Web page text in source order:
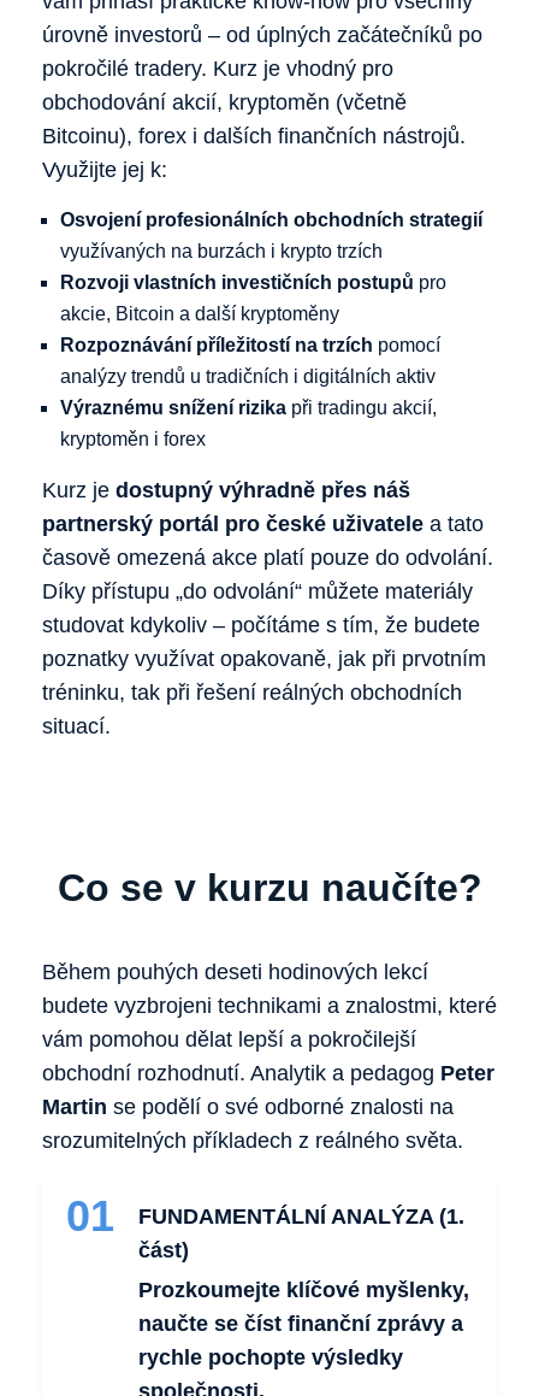
úrovně investorů – od úplných začátečníků po
pokročilé tradery. Kurz je vhodný pro
obchodování akcií, kryptoměn (včetně
Bitcoinu), forex i dalších finančních nástrojů.
Využijte jej k:
Osvojení profesionálních obchodních strategií
využívaných na burzách i krypto trzích
Rozvoji vlastních investičních postupů pro
akcie, Bitcoin a další kryptoměny
Rozpoznávání příležitostí na trzích pomocí
analýzy trendů u tradičních i digitálních aktiv
Výraznému snížení rizika při tradingu akcií,
kryptoměn i forex
Kurz je dostupný výhradně přes náš
partnerský portál pro české uživatele a tato
časově omezená akce platí pouze do odvolání.
Díky přístupu „do odvolání“ můžete materiály
studovat kdykoliv – počítáme s tím, že budete
poznatky využívat opakovaně, jak při prvotním
tréninku, tak při řešení reálných obchodních
situací.
Co se v kurzu naučíte?
Během pouhých deseti hodinových lekcí
budete vyzbrojeni technikami a znalostmi, které
vám pomohou dělat lepší a pokročilejší
obchodní rozhodnutí. Analytik a pedagog Peter
Martin se podělí o své odborné znalosti na
srozumitelných příkladech z reálného světa.
01
FUNDAMENTÁLNÍ ANALÝZA (1.
část)
Prozkoumejte klíčové myšlenky,
naučte se číst finanční zprávy a
rychle pochopte výsledky
společnosti.